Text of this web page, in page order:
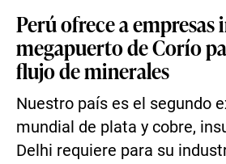
Perú ofrece a empresas
megapuerto de Corío
flujo de minerales
Nuestro país es el segundo
mundial de plata y cobre,
Delhi requiere para su